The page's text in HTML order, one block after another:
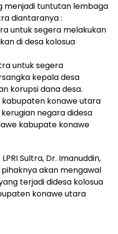
menjadi tuntutan lembaga
diantaranya :
untuk segera melakukan
di desa kolosua
untuk segera
kepala desa
korupsi dana desa.
konawe utara
negara didesa
kabupate konawe
Sultra, Dr. Imanuddin,
pihaknya akan mengawal
terjadi didesa kolosua
konawe utara